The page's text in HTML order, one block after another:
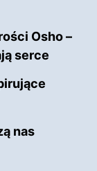
Osho –
serce
nas